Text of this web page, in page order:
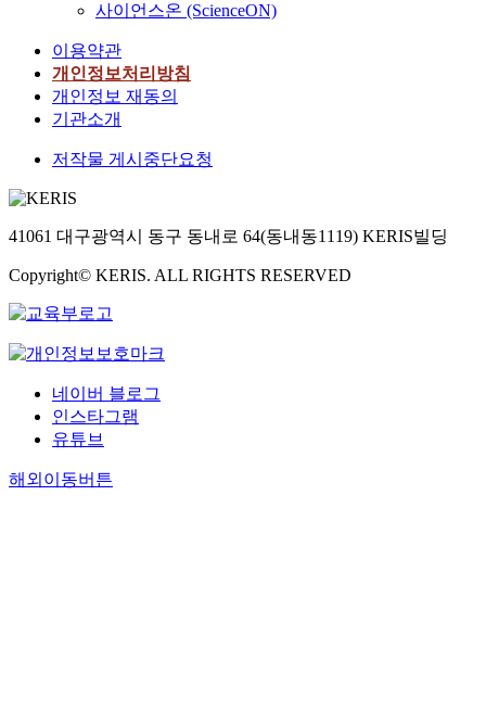
사이언스온 (ScienceON)
이용약관
개인정보처리방침
개인정보 재동의
기관소개
저작물 게시중단요청
41061 대구광역시 동구 동내로 64(동내동1119) KERIS빌딩
Copyright© KERIS. ALL RIGHTS RESERVED
네이버 블로그
인스타그램
유튜브
해외이동버튼